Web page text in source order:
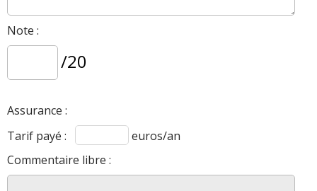
Note :
/20
Assurance :
Tarif payé :
euros/an
Commentaire libre :